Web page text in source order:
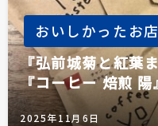
おいしかったお
『弘前城菊と紅葉
『コーヒー 焙煎 陽
2025年11月6日